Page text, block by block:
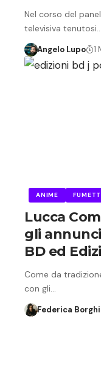
Nel corso del
televisiva tenutosi…
Angelo Lupo 1
ANIME
Lucca
gli
BD ed
Come da
con gli…
Federica Borghi